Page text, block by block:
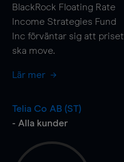
BlackRock Floating Rate
Income Strategies Fund
Inc förväntar sig att priset
ska move.
Lär mer
Telia Co AB (ST)
- Alla kunder